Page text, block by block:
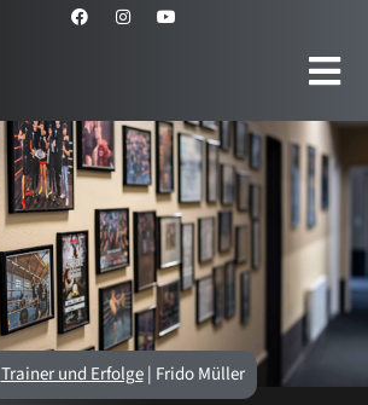
Trainer und Erfolge| Frido Müller